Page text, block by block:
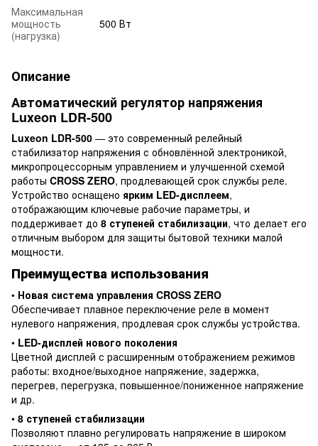
Максимальная
мощность
(нагрузка)
500 Вт
Описание
Автоматический регулятор напряжения
Luxeon LDR-500
Luxeon LDR-500 — это современный релейный
стабилизатор напряжения с обновлённой электроникой,
микропроцессорным управлением и улучшенной схемой
работы CROSS ZERO, продлевающей срок службы реле.
Устройство оснащено ярким LED-дисплеем,
отображающим ключевые рабочие параметры, и
поддерживает до 8 ступеней стабилизации, что делает его
отличным выбором для защиты бытовой техники малой
мощности.
Преимущества использования
• Новая система управления CROSS ZERO
Обеспечивает плавное переключение реле в момент
нулевого напряжения, продлевая срок службы устройства.
• LED-дисплей нового поколения
Цветной дисплей с расширенным отображением режимов
работы: входное/выходное напряжение, задержка,
перегрев, перегрузка, повышенное/пониженное напряжение
и др.
• 8 ступеней стабилизации
Позволяют плавно регулировать напряжение в широком